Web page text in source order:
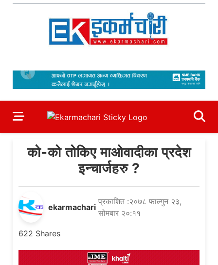
Skip
को-को तोकिए माओवादीका प्रदेश
इन्चार्जहरु ?
ekarmachari
प्रकाशित :२०७८ फाल्गुन २३,
सोमबार २०:११
622 Shares